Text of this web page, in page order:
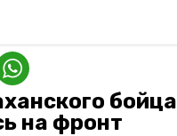
бойца
на фронт